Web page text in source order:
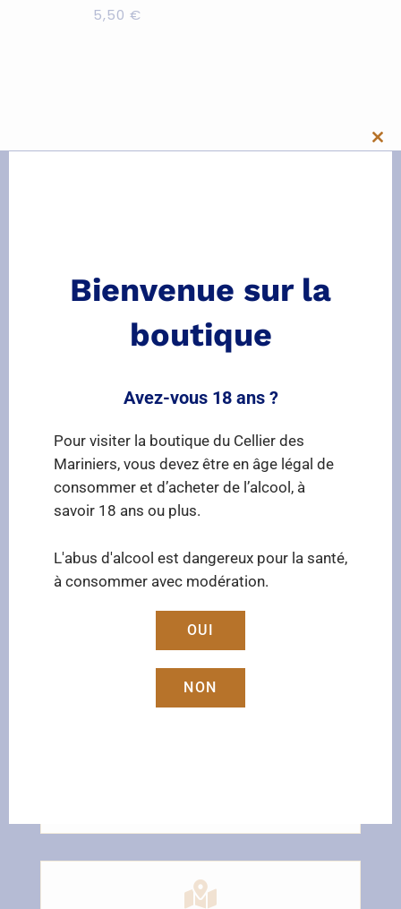
5,50 €
NOUS RENDRE VISITE ET NOUS CONTACTER :

Téléphone


Bienvenue sur la
boutique
Avez-vous 18 ans ?
Pour visiter la boutique du Cellier des
Mariniers, vous devez être en âge légal de
consommer et d’acheter de l’alcool, à
savoir 18 ans ou plus.
L'abus d'alcool est dangereux pour la santé,
à consommer avec modération.
OUI
NON